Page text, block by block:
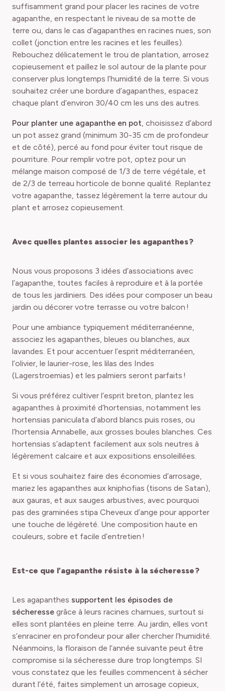
suffisamment grand pour placer les racines de votre
agapanthe, en respectant le niveau de sa motte de
terre ou, dans le cas d’agapanthes en racines nues, son
collet (jonction entre les racines et les feuilles).
Rebouchez délicatement le trou de plantation, arrosez
copieusement et paillez le sol autour de la plante pour
conserver plus longtemps l’humidité de la terre. Si vous
souhaitez créer une bordure d’agapanthes, espacez
chaque plant d’environ 30/40 cm les uns des autres.
Pour planter une agapanthe en pot, choisissez d’abord
un pot assez grand (minimum 30-35 cm de profondeur
et de côté), percé au fond pour éviter tout risque de
pourriture. Pour remplir votre pot, optez pour un
mélange maison composé de 1/3 de terre végétale, et
de 2/3 de terreau horticole de bonne qualité. Replantez
votre agapanthe, tassez légèrement la terre autour du
plant et arrosez copieusement.
Avec quelles plantes associer les agapanthes ?
Nous vous proposons 3 idées d’associations avec
l’agapanthe, toutes faciles à reproduire et à la portée
de tous les jardiniers. Des idées pour composer un beau
jardin ou décorer votre terrasse ou votre balcon !
Pour une ambiance typiquement méditerranéenne,
associez les agapanthes, bleues ou blanches, aux
lavandes. Et pour accentuer l’esprit méditerranéen,
l’olivier, le laurier-rose, les lilas des Indes
(Lagerstroemias) et les palmiers seront parfaits !
Si vous préférez cultiver l’esprit breton, plantez les
agapanthes à proximité d’hortensias, notamment les
hortensias paniculata d’abord blancs puis roses, ou
l’hortensia Annabelle, aux grosses boules blanches. Ces
hortensias s’adaptent facilement aux sols neutres à
légèrement calcaire et aux expositions ensoleillées.
Et si vous souhaitez faire des économies d’arrosage,
mariez les agapanthes aux kniphofias (tisons de Satan),
aux gauras, et aux sauges arbustives, avec pourquoi
pas des graminées stipa Cheveux d’ange pour apporter
une touche de légèreté. Une composition haute en
couleurs, sobre et facile d’entretien !
Est-ce que l’agapanthe résiste à la sécheresse ?
Les agapanthes supportent les épisodes de
sécheresse grâce à leurs racines charnues, surtout si
elles sont plantées en pleine terre. Au jardin, elles vont
s’enraciner en profondeur pour aller chercher l’humidité.
Néanmoins, la floraison de l’année suivante peut être
compromise si la sécheresse dure trop longtemps. SI
vous constatez que les feuilles commencent à sécher
durant l’été, faites simplement un arrosage copieux,